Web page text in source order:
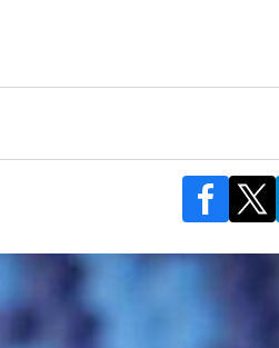
Facebook
X